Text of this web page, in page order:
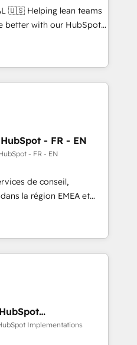
with UX, messaging,
results. 🤖AI
AI services. 🧩
with custom
teams
better with our HubSpot
no-shows - Improve
- Scale with less
Team to handle the
AND building your ideal
to maximize
more business, by
info:
- FR - EN
- FR - EN
de conseil,
la région EMEA et
Revops, CRM et
With over 115
growth, revops,
on EMEA - USA
Implementations